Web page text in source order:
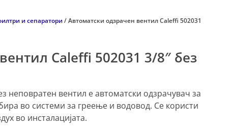
и сепаратори/ Автоматски одзрачен вентил Caleffi 502031
Caleffi 502031 3/8″ без
неповратен вентил е автоматски одзрачувач за
во системи за греење и водовод. Се користи
во инсталацијата.